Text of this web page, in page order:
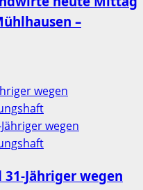
–
wegen
Jähriger wegen